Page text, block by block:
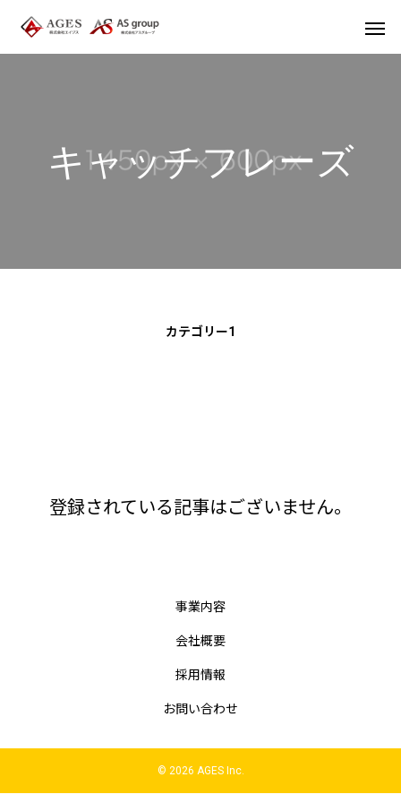
キャッチフレー ズ
カテゴリー1
登録されている記事はございません。
事業内容
会社概要
採用情報
お問い合わせ
© 2026 AGES Inc.